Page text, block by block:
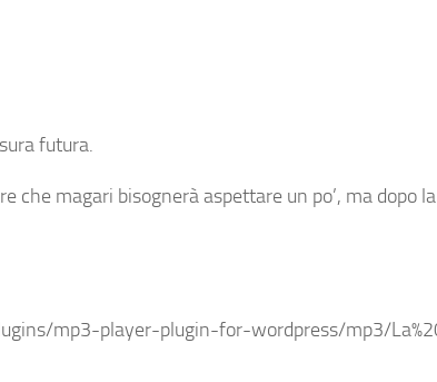
futura.
che magari bisognerà aspettare un po’, ma dopo
mp3-player-plugin-for-wordpress/mp3/